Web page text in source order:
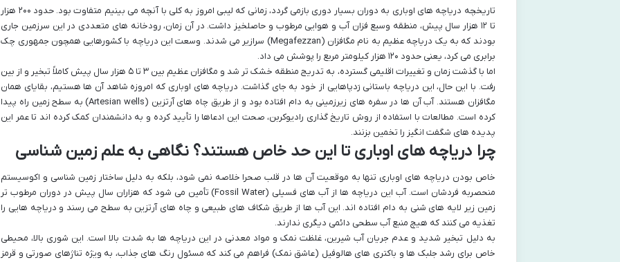
تاریخچه دریاچه های اوباری به دوران بسیار دوری بازمی گردد، زمانی که لیبی امروز به کلی با آنچه می بینیم متفاوت بود. حدود ۲۰۰ هزار
تا ۱۲ هزار سال پیش، منطقه وسیع فزان آب و هوایی مرطوب و حاصلخیز داشت. در آن زمان، رودخانه های متعددی در این سرزمین جاری
بودند که به یک دریاچه عظیم به نام مگافزان (Megafezzan) سرازیر می شدند. وسعت این دریاچه با کشورهایی همچون جمهوری چک
برابری می کرد، یعنی حدود ۱۲۰ هزار کیلومتر مربع را پوشش می داد.
اما با گذشت زمان و تغییرات اقلیمی گسترده، به تدریج منطقه خشک تر شد و مگافزان عظیم بین ۳ تا ۵ هزار سال پیش کاملاً تبخیر و از بین
رفت. با این حال، این دریاچه باستانی رَدپاهایی از خود به جای گذاشت. دریاچه های اوباری که امروزه شاهد آن ها هستیم، بقایای همان
مگافزان هستند. آب آن ها در سفره های زیرزمینی به دام افتاده بود و از طریق چاه های آرتزین (Artesian wells) به سطح زمین راه پیدا
کرده است. مطالعات با استفاده از روش تاریخ گذاری رادیوکربن، صحت این ادعاها را تأیید کرده و به دانشمندان کمک کرده اند تا عمر این
پدیده های شگفت انگیز را تخمین بزنند.
چرا دریاچه های اوباری تا این حد خاص هستند؟ نگاهی به علم زمین شناسی
خاص بودن دریاچه های اوباری تنها به موقعیت آن ها در قلب صحرا خلاصه نمی شود، بلکه به دلیل ساختار زمین شناسی و اکوسیستم
منحصربه فردشان است. آب این دریاچه ها از آب های فسیلی (Fossil Water) تأمین می شود که هزاران سال پیش در دوران مرطوب تر
زمین زیر لایه های شنی به دام افتاده اند. این آب ها از طریق شکاف های طبیعی و چاه های آرتزین به سطح می رسند و دریاچه هایی را
تغذیه می کنند که هیچ منبع آب سطحی دائمی دیگری ندارند.
به دلیل تبخیر شدید و عدم جریان آب شیرین، غلظت نمک و مواد معدنی در این دریاچه ها به شدت بالا است. این شوری بالا، محیطی
خاص برای رشد جلبک ها و باکتری های هالوفیل (عاشق نمک) فراهم می کند که مسئول رنگ های جذاب، به ویژه تناژهای صورتی و قرمز